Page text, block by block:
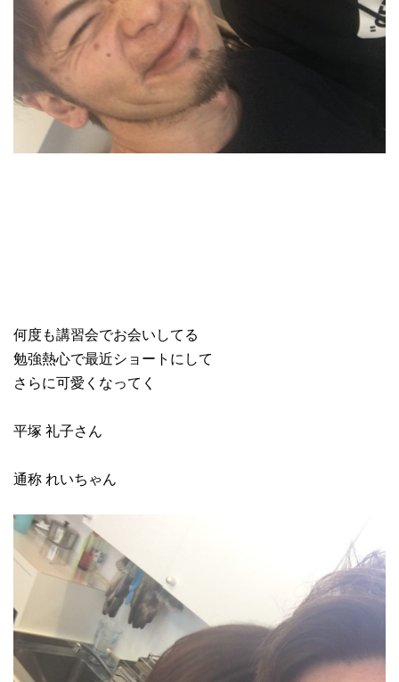
何度も講習会でお会いしてる
勉強熱心で最近ショートにして
さらに可愛くなってく
平塚 礼子さん
通称 れいちゃん